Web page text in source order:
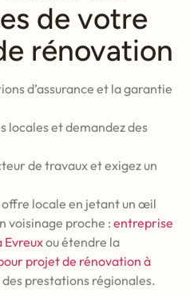
de votre
rénovation
d’assurance et la garantie
locales et demandez des
de travaux et exigez un
offre locale en jetant un œil
voisinage proche : entreprise
Evreuxou étendre la
projet de rénovation à
des prestations régionales.